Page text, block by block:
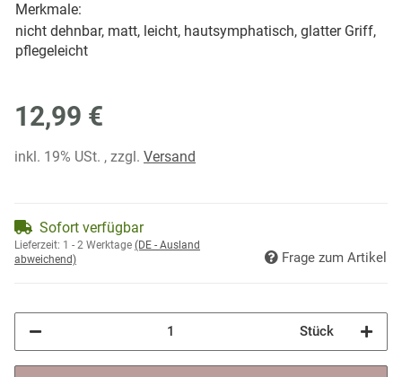
Merkmale:
nicht dehnbar, matt, leicht, hautsymphatisch, glatter Griff,
pflegeleicht
12,99 €
inkl. 19% USt. , zzgl. Versand
Sofort verfügbar
Lieferzeit: 1 - 2 Werktage (DE - Ausland
abweichend)
Frage zum Artikel
Stück